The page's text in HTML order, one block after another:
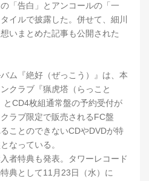
「告白」とアンコールの「一
イルで披露した。併せて、細川
いまとめた記事も公開された
ム『絶好（ぜっこう）』は、本
クラブ『猟虎塔（らっこと
とCD4枚組通常盤の予約受付が
ラブ限定で販売されるFC盤
ことのできないCDやDVDが特
なっている。
者特典も発表。タワーレコード
典として11月23日（水）に